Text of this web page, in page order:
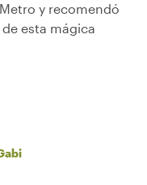
y recomendó
esta mágica